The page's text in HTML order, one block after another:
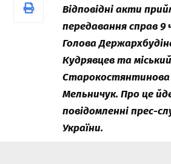
Відповідні акти
передавання справ 9
Голова
Кудрявцев та
Мельничук. Про це
повідомленні прес-
України.